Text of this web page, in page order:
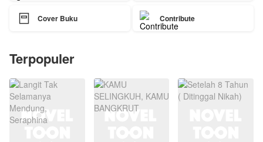
 Cover Buku Contribute
Terpopuler